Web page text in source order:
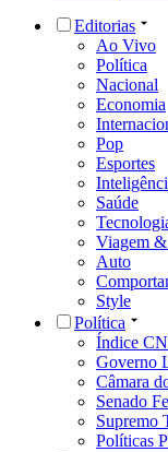
Editorias
Ao Vivo
Política
Nacional
Economia
Pop
Esportes
Saúde
Viagem
Auto
Style
Política
Índice
Governo
Câmara
Senado
Supremo
Políticas